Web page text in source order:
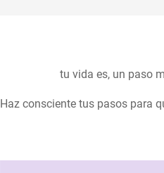
tu vida es, un paso
Haz consciente tus pasos para